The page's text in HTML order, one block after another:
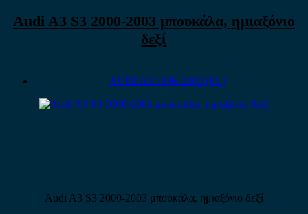
Audi A3 S3 2000-2003 μπουκάλα, ημιαξόνιο
δεξί
AUDI A3 1996-2003 (8L)
Audi A3 S3 2000-2003 μπουκάλα, ημιαξόνιο δεξί